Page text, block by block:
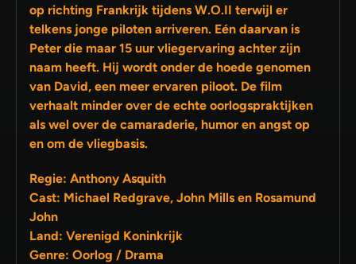
op richting Frankrijk tijdens W.O.II terwijl er
telkens jonge piloten arriveren. Eén daarvan is
Peter die maar 15 uur vliegervaring achter zijn
naam heeft. Hij wordt onder de hoede genomen
van David, een meer ervaren piloot. De film
verhaalt minder over de echte oorlogspraktijken
als wel over de camaraderie, humor en angst op
en om de vliegbasis.
Regie: Anthony Asquith
Cast: Michael Redgrave, John Mills en Rosamund
John
Land: Verenigd Koninkrijk
Genre: Oorlog / Drama